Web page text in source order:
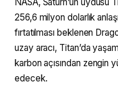
256,6 milyon dolarlık
fırtatılması beklenen
uzay aracı, Titan’da
karbon açısından zengin
edecek.